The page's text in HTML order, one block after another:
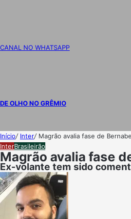
CANAL NO WHATSAPP
DE OLHO NO GRÊMIO
Início/ Inter/ Magrão avalia fase de
InterBrasileirão
Magrão avalia fase
Ex-volante tem sido